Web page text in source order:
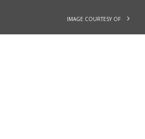
IMAGE COURTESY OF